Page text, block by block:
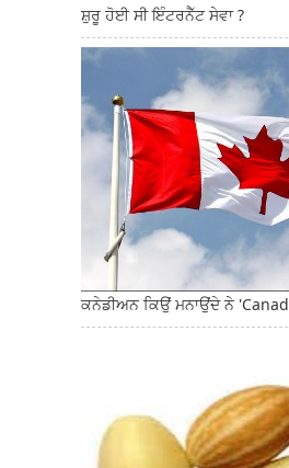
ਸ਼ੁਰੂ ਹੋਈ ਸੀ ਇੰਟਰਨੈੱਟ ਸੇਵਾ ?
ਕਨੇਡੀਅਨ ਕਿਉਂ ਮਨਾਉਂਦੇ ਨੇ